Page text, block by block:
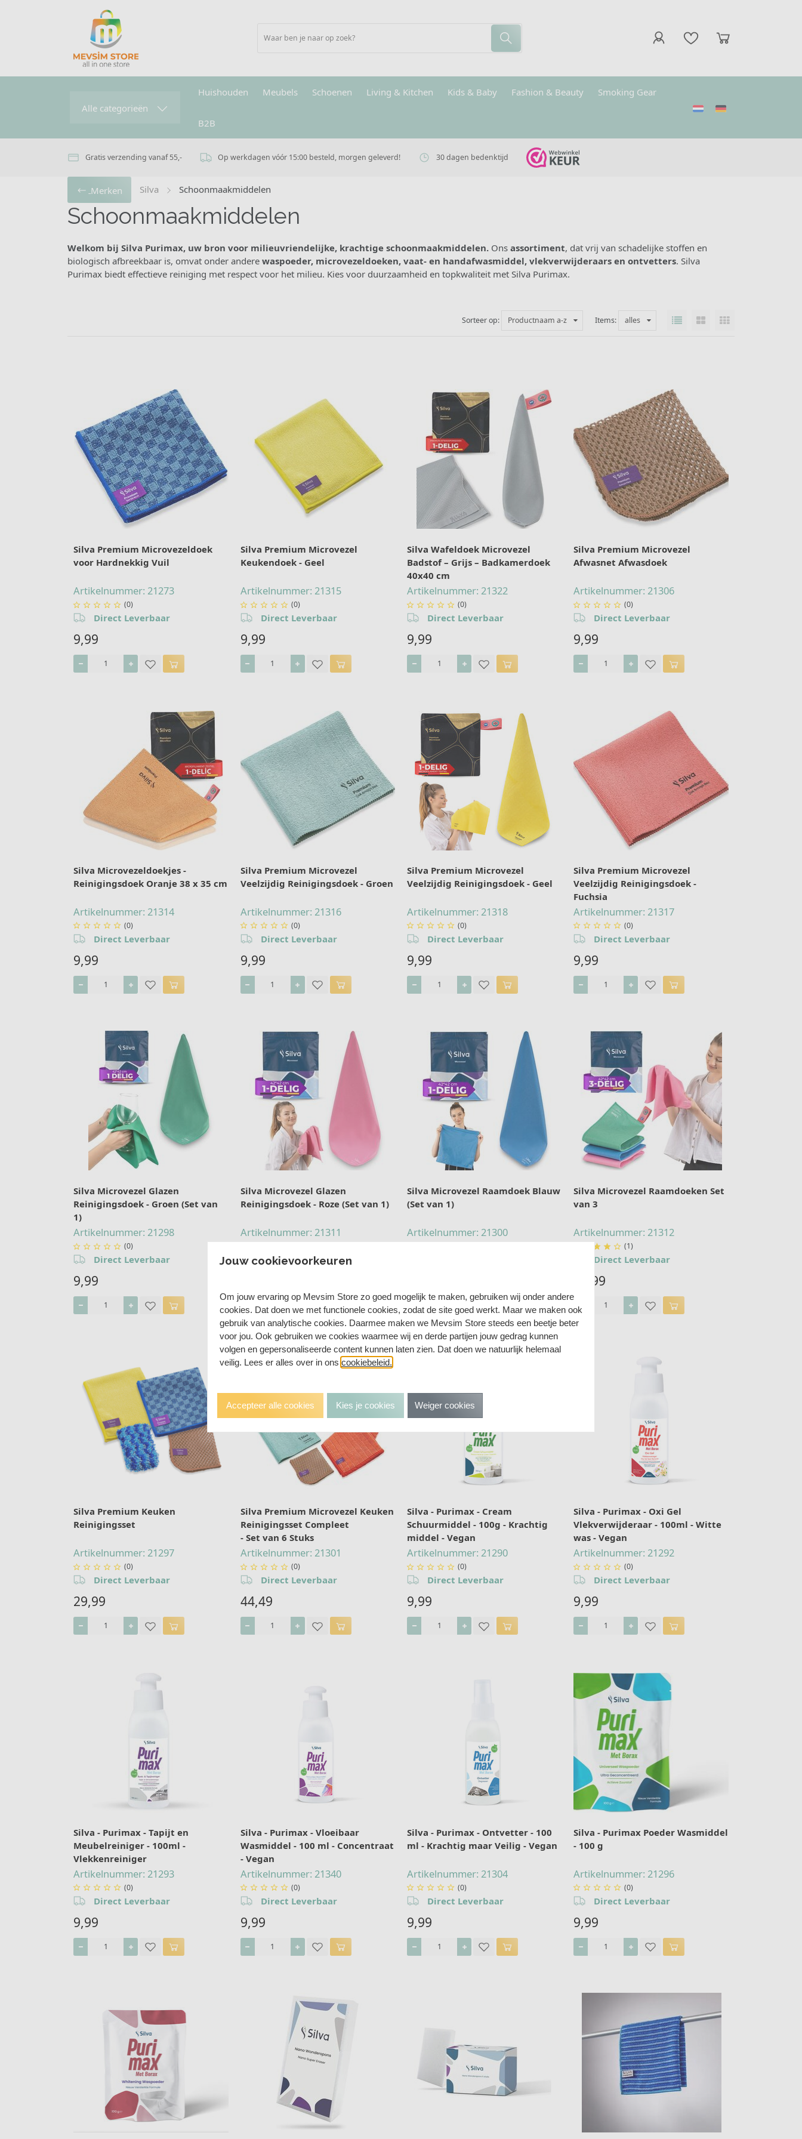
Alle categorieën
Huishouden Meubels Schoenen Living & Kitchen Kids & Baby Fashion & Beauty Smoking Gear
B2B
Gratis verzending vanaf 55,- Op werkdagen vóór 15:00 besteld, morgen geleverd! 30 dagen bedenktijd
Merken Silva Schoonmaakmiddelen
Schoonmaakmiddelen
Welkom bij Silva Purimax, uw bron voor milieuvriendelijke, krachtige schoonmaakmiddelen. Onsassortiment, dat vrij van schadelijke stoffen en
biologisch afbreekbaar is, omvat onder anderewaspoeder, microvezeldoeken, vaat- en handafwasmiddel, vlekverwijderaars en ontvetters. Silva
Purimax biedt effectieve reiniging met respect voor het milieu. Kies voor duurzaamheid en topkwaliteit met Silva Purimax.
Sorteer op: Productnaam a-z Items: alles
Silva Premium Microvezeldoek
voor Hardnekkig Vuil
Artikelnummer: 21273
     (0)
Direct Leverbaar
9,99
Silva Premium Microvezel
Keukendoek - Geel
Artikelnummer: 21315
     (0)
Direct Leverbaar
9,99
Silva Wafeldoek Microvezel
Badstof – Grijs – Badkamerdoek
40x40 cm
Artikelnummer: 21322
     (0)
Direct Leverbaar
9,99
Silva Premium Microvezel
Afwasnet Afwasdoek
Artikelnummer: 21306
     (0)
Direct Leverbaar
9,99
Silva Microvezeldoekjes -
Reinigingsdoek Oranje 38 x 35 cm
Artikelnummer: 21314
     (0)
Direct Leverbaar
9,99
Silva Premium Microvezel
Veelzijdig Reinigingsdoek - Groen
Artikelnummer: 21316
     (0)
Direct Leverbaar
9,99
Silva Premium Microvezel
Veelzijdig Reinigingsdoek - Geel
Artikelnummer: 21318
     (0)
Direct Leverbaar
9,99
Silva Premium Microvezel
Veelzijdig Reinigingsdoek -
Fuchsia
Artikelnummer: 21317
     (0)
Direct Leverbaar
9,99
Silva Microvezel Glazen
Reinigingsdoek - Groen (Set van
1)
Artikelnummer: 21298
     (0)
Direct Leverbaar
9,99
Silva Microvezel Glazen
Reinigingsdoek - Roze (Set van 1)
Artikelnummer: 21311
Direct Leverbaar
Silva Microvezel Raamdoek Blauw
(Set van 1)
Artikelnummer: 21300
Silva Microvezel Raamdoeken Set
van 3
Artikelnummer: 21312
   (1)
Direct Leverbaar
19,99
Silva Premium Keuken
Reinigingsset
Artikelnummer: 21297
     (0)
Direct Leverbaar
29,99
Silva Premium Microvezel Keuken
Reinigingsset Compleet
- Set van 6 Stuks
Artikelnummer: 21301
     (0)
Direct Leverbaar
44,49
Silva - Purimax - Cream
Schuurmiddel - 100g - Krachtig
middel - Vegan
Artikelnummer: 21290
     (0)
Direct Leverbaar
9,99
Silva - Purimax - Oxi Gel
Vlekverwijderaar - 100ml - Witte
was - Vegan
Artikelnummer: 21292
     (0)
Direct Leverbaar
9,99
Silva - Purimax - Tapijt en
Meubelreiniger - 100ml -
Vlekkenreiniger
Artikelnummer: 21293
     (0)
Direct Leverbaar
9,99
Silva - Purimax - Vloeibaar
Wasmiddel - 100 ml - Concentraat
- Vegan
Artikelnummer: 21340
     (0)
Direct Leverbaar
9,99
Silva - Purimax - Ontvetter - 100
ml - Krachtig maar Veilig - Vegan
Artikelnummer: 21304
     (0)
Direct Leverbaar
9,99
Silva - Purimax Poeder Wasmiddel
- 100 g
Artikelnummer: 21296
     (0)
Direct Leverbaar
9,99
Jouw cookievoorkeuren
Om jouw ervaring op Mevsim Store zo goed mogelijk te maken, gebruiken wij onder andere
cookies. Dat doen we met functionele cookies, zodat de site goed werkt. Maar we maken ook
gebruik van analytische cookies. Daarmee maken we Mevsim Store steeds een beetje beter
voor jou. Ook gebruiken we cookies waarmee wij en derde partijen jouw gedrag kunnen
volgen en gepersonaliseerde content kunnen laten zien. Dat doen we natuurlijk helemaal
veilig. Lees er alles over in ons cookiebeleid.
Accepteer alle cookies Kies je cookies Weiger cookies